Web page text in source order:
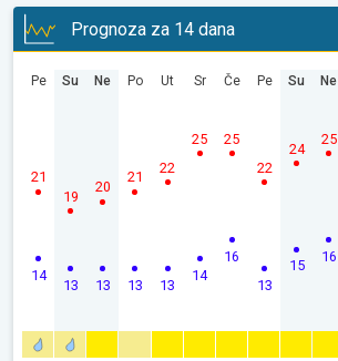
Prognoza za 14 dana
Pe
14
21
Su
13
19
Ne
13
20
Po
13
21
Ut
13
22
Sr
14
25
Če
16
25
Pe
13
22
Su
15
24
Ne
16
25